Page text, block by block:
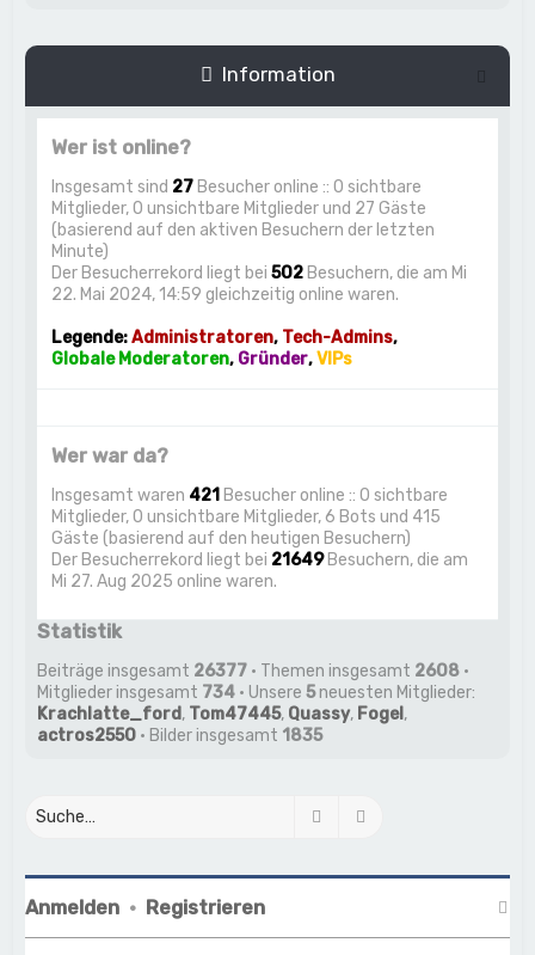
Information
Wer ist online?
Insgesamt sind 27 Besucher online :: 0 sichtbare
Mitglieder, 0 unsichtbare Mitglieder und 27 Gäste
(basierend auf den aktiven Besuchern der letzten
Minute)
Der Besucherrekord liegt bei502 Besuchern, die am Mi
22. Mai 2024, 14:59 gleichzeitig online waren.
Legende:Administratoren, Tech-Admins,
Globale Moderatoren, Gründer,VIPs
Wer war da?
Insgesamt waren 421 Besucher online :: 0 sichtbare
Mitglieder, 0 unsichtbare Mitglieder, 6 Bots und 415
Gäste (basierend auf den heutigen Besuchern)
Der Besucherrekord liegt bei 21649Besuchern, die am
Mi 27. Aug 2025 online waren.
Statistik
Beiträge insgesamt 26377 • Themen insgesamt 2608 •
Mitglieder insgesamt 734 • Unsere5neuesten Mitglieder:
Krachlatte_ford, Tom47445, Quassy, Fogel ,
actros2550 • Bilder insgesamt 1835
Suche
Anmelden • Registrieren